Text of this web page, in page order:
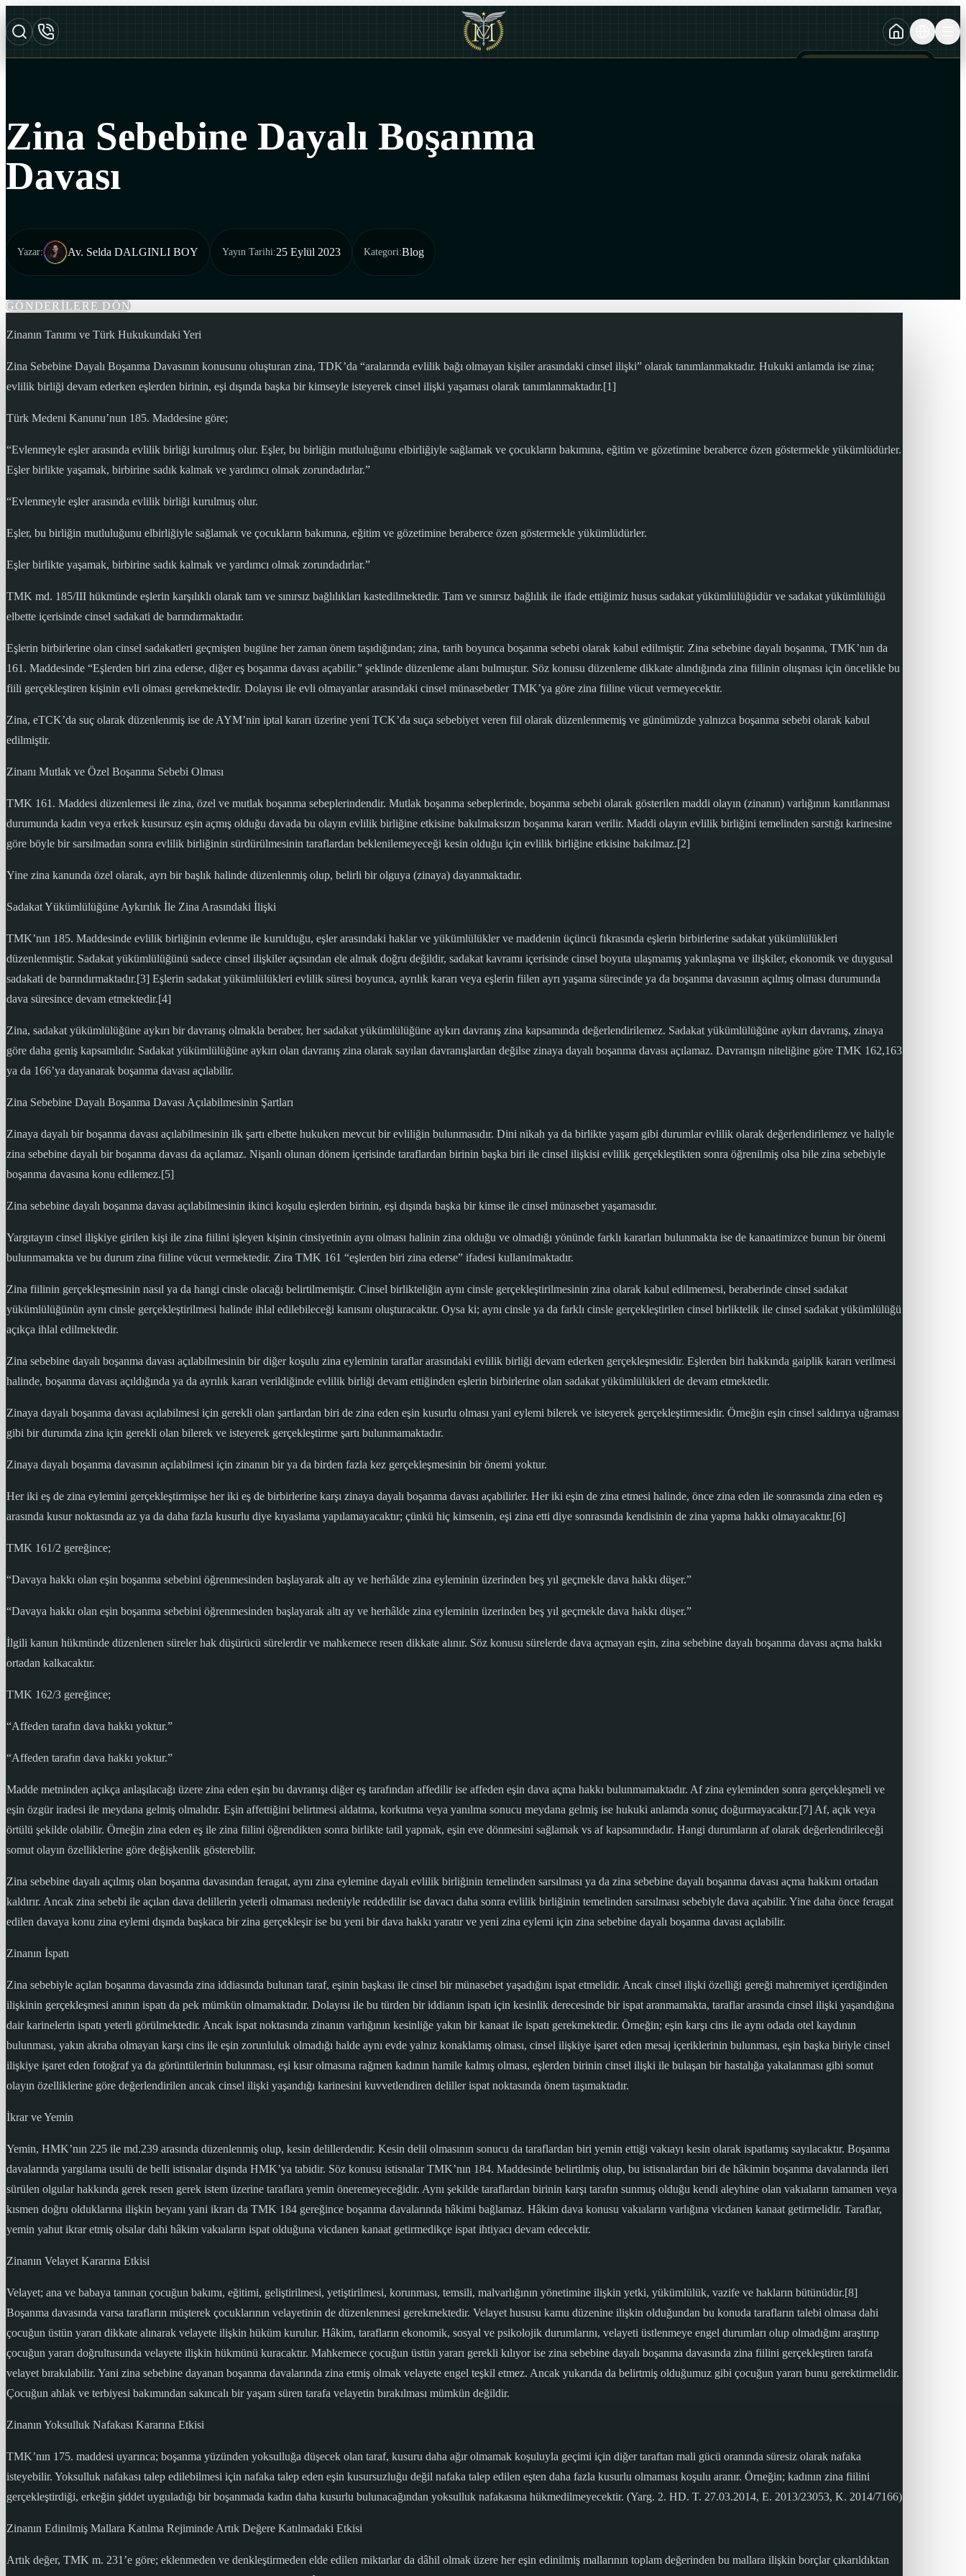
Zina Sebebine Dayalı Boşanma
Davası
Yazar: Av. Selda DALGINLI BOY Yayın Tarihi:25 Eylül 2023 Kategori:Blog
GÖNDERİLERE DÖN
Zinanın Tanımı ve Türk Hukukundaki Yeri
Zina Sebebine Dayalı Boşanma Davasının konusunu oluşturan zina, TDK’da “aralarında evlilik bağı olmayan kişiler arasındaki cinsel ilişki” olarak tanımlanmaktadır. Hukuki anlamda ise zina;
evlilik birliği devam ederken eşlerden birinin, eşi dışında başka bir kimseyle isteyerek cinsel ilişki yaşaması olarak tanımlanmaktadır.[1]
Türk Medeni Kanunu’nun 185. Maddesine göre;
“Evlenmeyle eşler arasında evlilik birliği kurulmuş olur. Eşler, bu birliğin mutluluğunu elbirliğiyle sağlamak ve çocukların bakımına, eğitim ve gözetimine beraberce özen göstermekle yükümlüdürler.
Eşler birlikte yaşamak, birbirine sadık kalmak ve yardımcı olmak zorundadırlar.”
“Evlenmeyle eşler arasında evlilik birliği kurulmuş olur.
Eşler, bu birliğin mutluluğunu elbirliğiyle sağlamak ve çocukların bakımına, eğitim ve gözetimine beraberce özen göstermekle yükümlüdürler.
Eşler birlikte yaşamak, birbirine sadık kalmak ve yardımcı olmak zorundadırlar.”
TMK md. 185/III hükmünde eşlerin karşılıklı olarak tam ve sınırsız bağlılıkları kastedilmektedir. Tam ve sınırsız bağlılık ile ifade ettiğimiz husus sadakat yükümlülüğüdür ve sadakat yükümlülüğü
elbette içerisinde cinsel sadakati de barındırmaktadır.
Eşlerin birbirlerine olan cinsel sadakatleri geçmişten bugüne her zaman önem taşıdığından; zina, tarih boyunca boşanma sebebi olarak kabul edilmiştir. Zina sebebine dayalı boşanma, TMK’nın da
161. Maddesinde “Eşlerden biri zina ederse, diğer eş boşanma davası açabilir.” şeklinde düzenleme alanı bulmuştur. Söz konusu düzenleme dikkate alındığında zina fiilinin oluşması için öncelikle bu
fiili gerçekleştiren kişinin evli olması gerekmektedir. Dolayısı ile evli olmayanlar arasındaki cinsel münasebetler TMK’ya göre zina fiiline vücut vermeyecektir.
Zina, eTCK’da suç olarak düzenlenmiş ise de AYM’nin iptal kararı üzerine yeni TCK’da suça sebebiyet veren fiil olarak düzenlenmemiş ve günümüzde yalnızca boşanma sebebi olarak kabul
edilmiştir.
Zinanı Mutlak ve Özel Boşanma Sebebi Olması
TMK 161. Maddesi düzenlemesi ile zina, özel ve mutlak boşanma sebeplerindendir. Mutlak boşanma sebeplerinde, boşanma sebebi olarak gösterilen maddi olayın (zinanın) varlığının kanıtlanması
durumunda kadın veya erkek kusursuz eşin açmış olduğu davada bu olayın evlilik birliğine etkisine bakılmaksızın boşanma kararı verilir. Maddi olayın evlilik birliğini temelinden sarstığı karinesine
göre böyle bir sarsılmadan sonra evlilik birliğinin sürdürülmesinin taraflardan beklenilemeyeceği kesin olduğu için evlilik birliğine etkisine bakılmaz.[2]
Yine zina kanunda özel olarak, ayrı bir başlık halinde düzenlenmiş olup, belirli bir olguya (zinaya) dayanmaktadır.
Sadakat Yükümlülüğüne Aykırılık İle Zina Arasındaki İlişki
TMK’nın 185. Maddesinde evlilik birliğinin evlenme ile kurulduğu, eşler arasındaki haklar ve yükümlülükler ve maddenin üçüncü fıkrasında eşlerin birbirlerine sadakat yükümlülükleri
düzenlenmiştir. Sadakat yükümlülüğünü sadece cinsel ilişkiler açısından ele almak doğru değildir, sadakat kavramı içerisinde cinsel boyuta ulaşmamış yakınlaşma ve ilişkiler, ekonomik ve duygusal
sadakati de barındırmaktadır.[3] Eşlerin sadakat yükümlülükleri evlilik süresi boyunca, ayrılık kararı veya eşlerin fiilen ayrı yaşama sürecinde ya da boşanma davasının açılmış olması durumunda
dava süresince devam etmektedir.[4]
Zina, sadakat yükümlülüğüne aykırı bir davranış olmakla beraber, her sadakat yükümlülüğüne aykırı davranış zina kapsamında değerlendirilemez. Sadakat yükümlülüğüne aykırı davranış, zinaya
göre daha geniş kapsamlıdır. Sadakat yükümlülüğüne aykırı olan davranış zina olarak sayılan davranışlardan değilse zinaya dayalı boşanma davası açılamaz. Davranışın niteliğine göre TMK 162,163
ya da 166’ya dayanarak boşanma davası açılabilir.
Zina Sebebine Dayalı Boşanma Davası Açılabilmesinin Şartları
Zinaya dayalı bir boşanma davası açılabilmesinin ilk şartı elbette hukuken mevcut bir evliliğin bulunmasıdır. Dini nikah ya da birlikte yaşam gibi durumlar evlilik olarak değerlendirilemez ve haliyle
zina sebebine dayalı bir boşanma davası da açılamaz. Nişanlı olunan dönem içerisinde taraflardan birinin başka biri ile cinsel ilişkisi evlilik gerçekleştikten sonra öğrenilmiş olsa bile zina sebebiyle
boşanma davasına konu edilemez.[5]
Zina sebebine dayalı boşanma davası açılabilmesinin ikinci koşulu eşlerden birinin, eşi dışında başka bir kimse ile cinsel münasebet yaşamasıdır.
Yargıtayın cinsel ilişkiye girilen kişi ile zina fiilini işleyen kişinin cinsiyetinin aynı olması halinin zina olduğu ve olmadığı yönünde farklı kararları bulunmakta ise de kanaatimizce bunun bir önemi
bulunmamakta ve bu durum zina fiiline vücut vermektedir. Zira TMK 161 “eşlerden biri zina ederse” ifadesi kullanılmaktadır.
Zina fiilinin gerçekleşmesinin nasıl ya da hangi cinsle olacağı belirtilmemiştir. Cinsel birlikteliğin aynı cinsle gerçekleştirilmesinin zina olarak kabul edilmemesi, beraberinde cinsel sadakat
yükümlülüğünün aynı cinsle gerçekleştirilmesi halinde ihlal edilebileceği kanısını oluşturacaktır. Oysa ki; aynı cinsle ya da farklı cinsle gerçekleştirilen cinsel birliktelik ile cinsel sadakat yükümlülüğü
açıkça ihlal edilmektedir.
Zina sebebine dayalı boşanma davası açılabilmesinin bir diğer koşulu zina eyleminin taraflar arasındaki evlilik birliği devam ederken gerçekleşmesidir. Eşlerden biri hakkında gaiplik kararı verilmesi
halinde, boşanma davası açıldığında ya da ayrılık kararı verildiğinde evlilik birliği devam ettiğinden eşlerin birbirlerine olan sadakat yükümlülükleri de devam etmektedir.
Zinaya dayalı boşanma davası açılabilmesi için gerekli olan şartlardan biri de zina eden eşin kusurlu olması yani eylemi bilerek ve isteyerek gerçekleştirmesidir. Örneğin eşin cinsel saldırıya uğraması
gibi bir durumda zina için gerekli olan bilerek ve isteyerek gerçekleştirme şartı bulunmamaktadır.
Zinaya dayalı boşanma davasının açılabilmesi için zinanın bir ya da birden fazla kez gerçekleşmesinin bir önemi yoktur.
Her iki eş de zina eylemini gerçekleştirmişse her iki eş de birbirlerine karşı zinaya dayalı boşanma davası açabilirler. Her iki eşin de zina etmesi halinde, önce zina eden ile sonrasında zina eden eş
arasında kusur noktasında az ya da daha fazla kusurlu diye kıyaslama yapılamayacaktır; çünkü hiç kimsenin, eşi zina etti diye sonrasında kendisinin de zina yapma hakkı olmayacaktır.[6]
TMK 161/2 gereğince;
“Davaya hakkı olan eşin boşanma sebebini öğrenmesinden başlayarak altı ay ve herhâlde zina eyleminin üzerinden beş yıl geçmekle dava hakkı düşer.”
“Davaya hakkı olan eşin boşanma sebebini öğrenmesinden başlayarak altı ay ve herhâlde zina eyleminin üzerinden beş yıl geçmekle dava hakkı düşer.”
İlgili kanun hükmünde düzenlenen süreler hak düşürücü sürelerdir ve mahkemece resen dikkate alınır. Söz konusu sürelerde dava açmayan eşin, zina sebebine dayalı boşanma davası açma hakkı
ortadan kalkacaktır.
TMK 162/3 gereğince;
“Affeden tarafın dava hakkı yoktur.”
“Affeden tarafın dava hakkı yoktur.”
Madde metninden açıkça anlaşılacağı üzere zina eden eşin bu davranışı diğer eş tarafından affedilir ise affeden eşin dava açma hakkı bulunmamaktadır. Af zina eyleminden sonra gerçekleşmeli ve
eşin özgür iradesi ile meydana gelmiş olmalıdır. Eşin affettiğini belirtmesi aldatma, korkutma veya yanılma sonucu meydana gelmiş ise hukuki anlamda sonuç doğurmayacaktır.[7] Af, açık veya
örtülü şekilde olabilir. Örneğin zina eden eş ile zina fiilini öğrendikten sonra birlikte tatil yapmak, eşin eve dönmesini sağlamak vs af kapsamındadır. Hangi durumların af olarak değerlendirileceği
somut olayın özelliklerine göre değişkenlik gösterebilir.
Zina sebebine dayalı açılmış olan boşanma davasından feragat, aynı zina eylemine dayalı evlilik birliğinin temelinden sarsılması ya da zina sebebine dayalı boşanma davası açma hakkını ortadan
kaldırır. Ancak zina sebebi ile açılan dava delillerin yeterli olmaması nedeniyle reddedilir ise davacı daha sonra evlilik birliğinin temelinden sarsılması sebebiyle dava açabilir. Yine daha önce feragat
edilen davaya konu zina eylemi dışında başkaca bir zina gerçekleşir ise bu yeni bir dava hakkı yaratır ve yeni zina eylemi için zina sebebine dayalı boşanma davası açılabilir.
Zinanın İspatı
Zina sebebiyle açılan boşanma davasında zina iddiasında bulunan taraf, eşinin başkası ile cinsel bir münasebet yaşadığını ispat etmelidir. Ancak cinsel ilişki özelliği gereği mahremiyet içerdiğinden
ilişkinin gerçekleşmesi anının ispatı da pek mümkün olmamaktadır. Dolayısı ile bu türden bir iddianın ispatı için kesinlik derecesinde bir ispat aranmamakta, taraflar arasında cinsel ilişki yaşandığına
dair karinelerin ispatı yeterli görülmektedir. Ancak ispat noktasında zinanın varlığının kesinliğe yakın bir kanaat ile ispatı gerekmektedir. Örneğin; eşin karşı cins ile aynı odada otel kaydının
bulunması, yakın akraba olmayan karşı cins ile eşin zorunluluk olmadığı halde aynı evde yalnız konaklamış olması, cinsel ilişkiye işaret eden mesaj içeriklerinin bulunması, eşin başka biriyle cinsel
ilişkiye işaret eden fotoğraf ya da görüntülerinin bulunması, eşi kısır olmasına rağmen kadının hamile kalmış olması, eşlerden birinin cinsel ilişki ile bulaşan bir hastalığa yakalanması gibi somut
olayın özelliklerine göre değerlendirilen ancak cinsel ilişki yaşandığı karinesini kuvvetlendiren deliller ispat noktasında önem taşımaktadır.
İkrar ve Yemin
Yemin, HMK’nın 225 ile md.239 arasında düzenlenmiş olup, kesin delillerdendir. Kesin delil olmasının sonucu da taraflardan biri yemin ettiği vakıayı kesin olarak ispatlamış sayılacaktır. Boşanma
davalarında yargılama usulü de belli istisnalar dışında HMK’ya tabidir. Söz konusu istisnalar TMK’nın 184. Maddesinde belirtilmiş olup, bu istisnalardan biri de hâkimin boşanma davalarında ileri
sürülen olgular hakkında gerek resen gerek istem üzerine taraflara yemin öneremeyeceğidir. Aynı şekilde taraflardan birinin karşı tarafın sunmuş olduğu kendi aleyhine olan vakıaların tamamen veya
kısmen doğru olduklarına ilişkin beyanı yani ikrarı da TMK 184 gereğince boşanma davalarında hâkimi bağlamaz. Hâkim dava konusu vakıaların varlığına vicdanen kanaat getirmelidir. Taraflar,
yemin yahut ikrar etmiş olsalar dahi hâkim vakıaların ispat olduğuna vicdanen kanaat getirmedikçe ispat ihtiyacı devam edecektir.
Zinanın Velayet Kararına Etkisi
Velayet; ana ve babaya tanınan çocuğun bakımı, eğitimi, geliştirilmesi, yetiştirilmesi, korunması, temsili, malvarlığının yönetimine ilişkin yetki, yükümlülük, vazife ve hakların bütünüdür.[8]
Boşanma davasında varsa tarafların müşterek çocuklarının velayetinin de düzenlenmesi gerekmektedir. Velayet hususu kamu düzenine ilişkin olduğundan bu konuda tarafların talebi olmasa dahi
çocuğun üstün yararı dikkate alınarak velayete ilişkin hüküm kurulur. Hâkim, tarafların ekonomik, sosyal ve psikolojik durumlarını, velayeti üstlenmeye engel durumları olup olmadığını araştırıp
çocuğun yararı doğrultusunda velayete ilişkin hükmünü kuracaktır. Mahkemece çocuğun üstün yararı gerekli kılıyor ise zina sebebine dayalı boşanma davasında zina fiilini gerçekleştiren tarafa
velayet bırakılabilir. Yani zina sebebine dayanan boşanma davalarında zina etmiş olmak velayete engel teşkil etmez. Ancak yukarıda da belirtmiş olduğumuz gibi çocuğun yararı bunu gerektirmelidir.
Çocuğun ahlak ve terbiyesi bakımından sakıncalı bir yaşam süren tarafa velayetin bırakılması mümkün değildir.
Zinanın Yoksulluk Nafakası Kararına Etkisi
TMK’nın 175. maddesi uyarınca; boşanma yüzünden yoksulluğa düşecek olan taraf, kusuru daha ağır olmamak koşuluyla geçimi için diğer taraftan mali gücü oranında süresiz olarak nafaka
isteyebilir. Yoksulluk nafakası talep edilebilmesi için nafaka talep eden eşin kusursuzluğu değil nafaka talep edilen eşten daha fazla kusurlu olmaması koşulu aranır. Örneğin; kadının zina fiilini
gerçekleştirdiği, erkeğin şiddet uyguladığı bir boşanmada kadın daha kusurlu bulunacağından yoksulluk nafakasına hükmedilmeyecektir. (Yarg. 2. HD. T. 27.03.2014, E. 2013/23053, K. 2014/7166)
Zinanın Edinilmiş Mallara Katılma Rejiminde Artık Değere Katılmadaki Etkisi
Artık değer, TMK m. 231’e göre; eklenmeden ve denkleştirmeden elde edilen miktarlar da dâhil olmak üzere her eşin edinilmiş mallarının toplam değerinden bu mallara ilişkin borçlar çıkarıldıktan